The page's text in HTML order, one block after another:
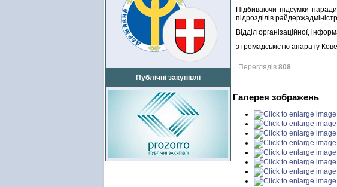
Публічні закупівлі
Підбиваючи підсумки
підрозділів
Відділ організаційної,
з громадськістю апарату
Переглядів 808
Галерея зображень